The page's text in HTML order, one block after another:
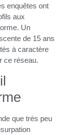
enquêtes ont
aux
Un
de 15 ans
à caractère
ce réseau.
que très peu